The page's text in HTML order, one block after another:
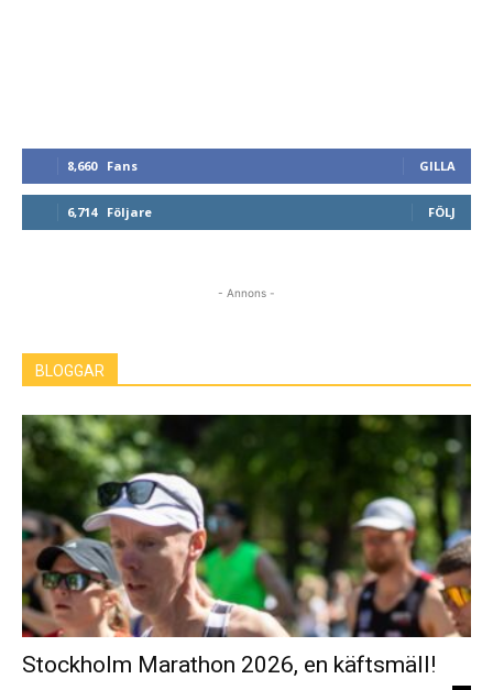
8,660 Fans GILLA
6,714 Följare FÖLJ
- Annons -
BLOGGAR
Stockholm Marathon 2026, en käftsmäll!